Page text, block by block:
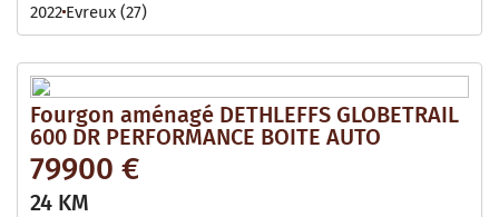
2022 Evreux (27)
Fourgon aménagé DETHLEFFS GLOBETRAIL
600 DR PERFORMANCE BOITE AUTO
79900 €
24 KM